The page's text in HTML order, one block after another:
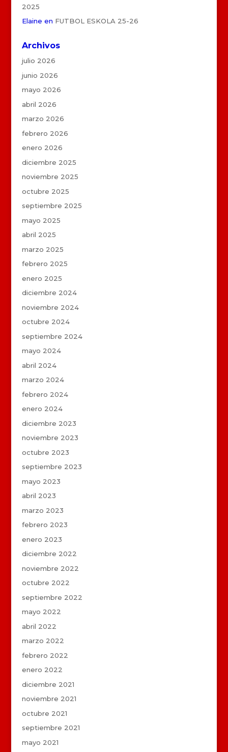
2025
Elaine en FUTBOL ESKOLA 25-26
Archivos
julio 2026
junio 2026
mayo 2026
abril 2026
marzo 2026
febrero 2026
enero 2026
diciembre 2025
noviembre 2025
octubre 2025
septiembre 2025
mayo 2025
abril 2025
marzo 2025
febrero 2025
enero 2025
diciembre 2024
noviembre 2024
octubre 2024
septiembre 2024
mayo 2024
abril 2024
marzo 2024
febrero 2024
enero 2024
diciembre 2023
noviembre 2023
octubre 2023
septiembre 2023
mayo 2023
abril 2023
marzo 2023
febrero 2023
enero 2023
diciembre 2022
noviembre 2022
octubre 2022
septiembre 2022
mayo 2022
abril 2022
marzo 2022
febrero 2022
enero 2022
diciembre 2021
noviembre 2021
octubre 2021
septiembre 2021
mayo 2021